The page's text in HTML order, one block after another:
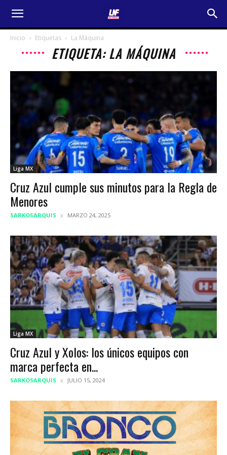
Inicio Etiquetas La Máquina
ETIQUETA: LA MÁQUINA
Liga MX
Cruz Azul cumple sus minutos para la Regla de
Menores
SARKOSARQUIS MARZO 24, 2025
Liga MX
Cruz Azul y Xolos: los únicos equipos con
marca perfecta en...
SARKOSARQUIS JULIO 15, 2024